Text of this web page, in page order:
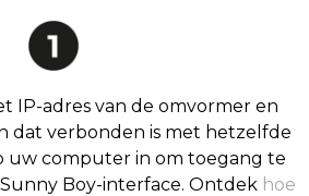
IP-adres van de omvormer en
dat verbonden is met hetzelfde
uw computer in om toegang te
Boy-interface. Ontdek hoe